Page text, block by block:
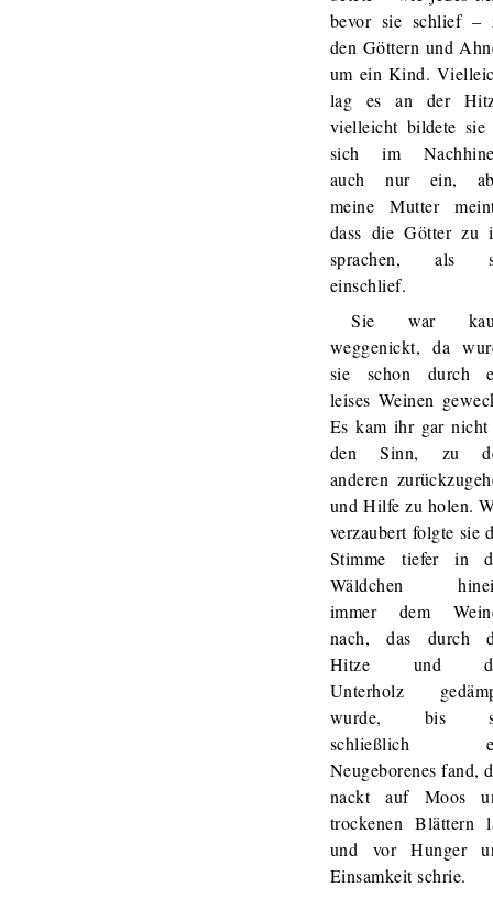
bevor sie schlief –
den Göttern und
um ein Kind.
lag es an der
vielleicht bildete sie
sich im
auch nur ein,
meine Mutter
dass die Götter zu
sprachen, als
einschlief.
Sie war
weggenickt, da
sie schon durch
leises Weinen
Es kam ihr gar
den Sinn, zu
anderen
und Hilfe zu holen.
verzaubert folgte sie
Stimme tiefer in
Wäldchen
immer dem
nach, das durch
Hitze und
Unterholz
wurde, bis
schließlich
Neugeborenes fand,
nackt auf Moos
trockenen Blättern
und vor Hunger
Einsamkeit schrie.